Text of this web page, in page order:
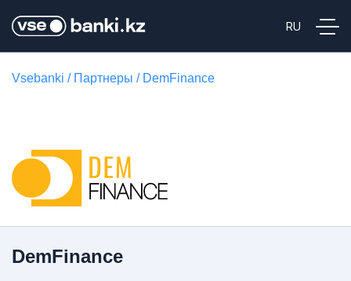
Vsebanki / Партнеры / DemFinance
DemFinance